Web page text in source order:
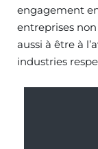
engagement
entreprises
aussi à être à
industries